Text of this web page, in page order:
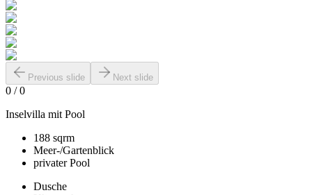
Previous slide Next slide
0 /0
Inselvilla mit Pool
188 sqrm
Meer-/Gartenblick
privater Pool
Dusche